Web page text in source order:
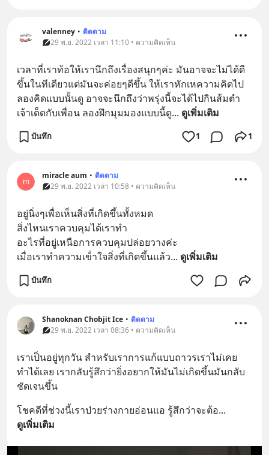
valenney • ติดตาม
29 พ.ย. 2022 เวลา 11:10 • ความคิดเห็น
เวลาที่เราท้อให้เรานึกถึงเรื่องสนุกๆค่ะ มันอาจจะไม่ได้ดี
ขึ้นในทีเดียวแต่มันจะค่อยๆดีขึ้น ให้เราหักเหความคิดไป
ลองคิดแบบนั้นดู อาจจะนึกถึงว่าพรุ่งนี้จะได้ไปกินส้มตำ
เจ้าเด็ดกับเพื่อน ลองฝึกมุมมองแบบนี้ดู... ดูเพิ่มเติม
บันทึก 1 1
m
miracle aum • ติดตาม
29 พ.ย. 2022 เวลา 10:58 • ความคิดเห็น
อยู่นิ่งๆเพื่อเห็นสิ่งที่เกิดขึ้นทั้งหมด
สิ่งไหนเราควบคุมได้เราทำ
อะไรที่อยู่เหนือการควบคุมปล่อยวางค่ะ
เมื่อเราทำความเข้่าใจสิ่งที่เกิดขึ้นแล้ว... ดูเพิ่มเติม
บันทึก
Shanoknan Chobjit Ice • ติดตาม
29 พ.ย. 2022 เวลา 08:36 • ความคิดเห็น
เราเป็นอยู่ทุกวัน สำหรับเราการแก้แบบถาวรเราไม่เคย
ทำได้เลย เรากลับรู้สึกว่ายิ่งอยากให้มันไม่เกิดขึ้นมันกลับ
ชัดเจนขึ้น
โชคดีที่ช่วงนี้เราป่วยร่างกายอ่อนแอ รู้สึกว่าจะต้อ...
ดูเพิ่มเติม